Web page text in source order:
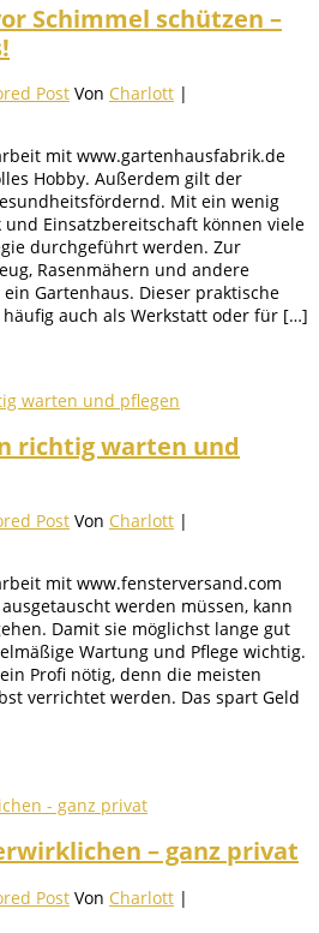
Schimmel schützen –
Post Von Charlott |
mit www.gartenhausfabrik.de
Hobby. Außerdem gilt der
Mit ein wenig
Einsatzbereitschaft können viele
durchgeführt werden. Zur
Rasenmähern und andere
Gartenhaus. Dieser praktische
auch als Werkstatt oder für […]
richtig warten und
Post Von Charlott |
mit www.fensterversand.com
werden müssen, kann
Damit sie möglichst lange gut
Wartung und Pflege wichtig.
Profi nötig, denn die meisten
verrichtet werden. Das spart Geld
– ganz privat
Post Von Charlott |